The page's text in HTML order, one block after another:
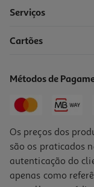
Serviços
Cartões
Métodos de
Os preços dos
são os praticados
autenticação do
apenas como